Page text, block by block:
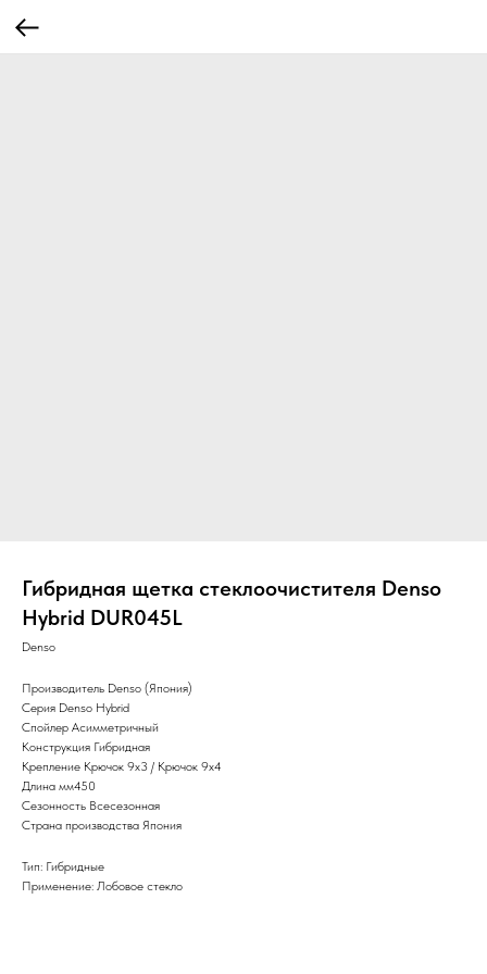
Гибридная щетка стеклоочистителя Denso
Hybrid DUR045L
Denso
Производитель Denso (Япония)
Серия Denso Hybrid
Спойлер Асимметричный
Конструкция Гибридная
Крепление Крючок 9x3 / Крючок 9x4
Длина мм450
Сезонность Всесезонная
Страна производства Япония
Тип: Гибридные
Применение: Лобовое стекло